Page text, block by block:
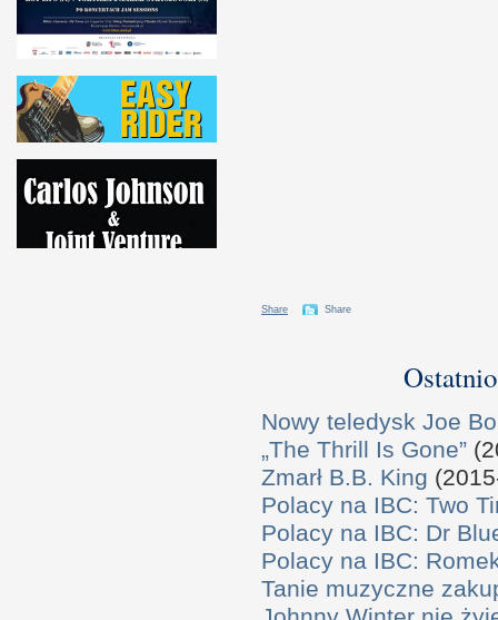
Share Share
Nowy teledysk Joe
„The Thrill Is Gone”
Zmarł B.B. King
Polacy na IBC: Two
Polacy na IBC: Dr
Polacy na IBC:
Tanie muzyczne